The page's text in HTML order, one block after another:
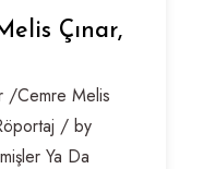
Çınar,
/Cemre Melis
/ by
Ya Da